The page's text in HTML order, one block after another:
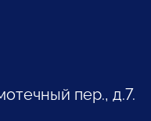
пер., д.7.